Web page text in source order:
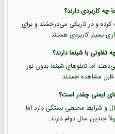
و در تاریکی می‌درخشند و برای
بسیار کاربردی هستند.
اما تابلوهای شبنما بدون نور
مشاهده هستند.
و شرایط محیطی بستگی دارد اما
چندین سال دوام دارند.